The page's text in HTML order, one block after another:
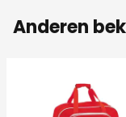
Anderen